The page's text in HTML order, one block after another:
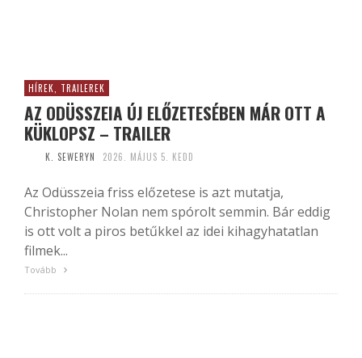
HÍREK, TRAILEREK
AZ ODÜSSZEIA ÚJ ELŐZETESÉBEN MÁR OTT A
KÜKLOPSZ – TRAILER
K. SEWERYN 2026. MÁJUS 5. KEDD
Az Odüsszeia friss előzetese is azt mutatja,
Christopher Nolan nem spórolt semmin. Bár eddig
is ott volt a piros betűkkel az idei kihagyhatatlan
filmek...
Tovább